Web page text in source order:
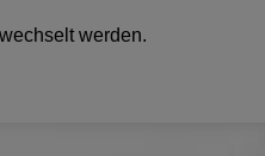
werden.